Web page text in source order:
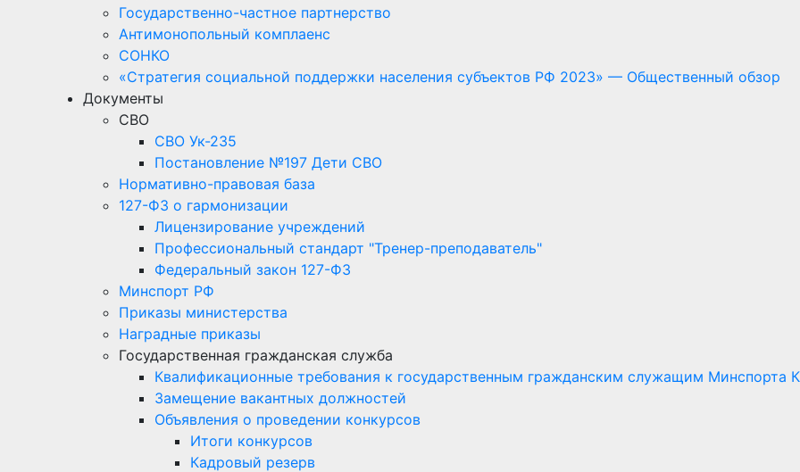
Государственно-частное партнерство
Антимонопольный комплаенс
СОНКО
«Стратегия социальной поддержки населения субъектов РФ 2023» — Общественный обзор
Документы
СВО
СВО Ук-235
Постановление №197 Дети СВО
Нормативно-правовая база
127-ФЗ о гармонизации
Лицензирование учреждений
Профессиональный стандарт "Тренер-преподаватель"
Федеральный закон 127-ФЗ
Минспорт РФ
Приказы министерства
Наградные приказы
Государственная гражданская служба
Квалификационные требования к государственным гражданским служащим Минспорта
Замещение вакантных должностей
Объявления о проведении конкурсов
Итоги конкурсов
Кадровый резерв